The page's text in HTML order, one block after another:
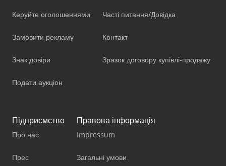
Керуйте оголошеннями
Замовити рекламу
Знак довіри
Подати аукціон
Часті питання/Довідка
Контакт
Зразок договору купівлі-продажу
Підприємство
Про нас
Прес
Правова інформація
Impressum
Загальні умови